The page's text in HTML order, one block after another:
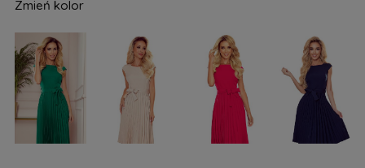
Zmień kolor